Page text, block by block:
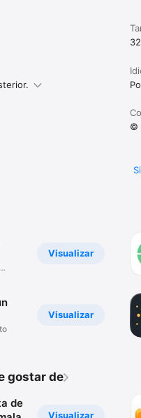
©
Visualizar
Visualizar
gostar de
Visualizar
de